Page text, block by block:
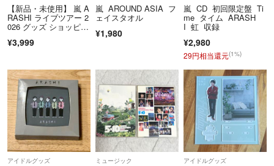
【新品・未使用】 嵐 A
RASHI ライブツアー 2
026 グッズ ショッピン
クルマート宇部店
¥3,999
嵐 AROUND ASIA フ
ェイスタオル
¥1,980
嵐 CD 初回限定盤 Ti
me タイム ARASH
I 虹 収録
¥2,980
29円相当還元(1%)
アイドルグッズ ミュージック アイドルグッズ